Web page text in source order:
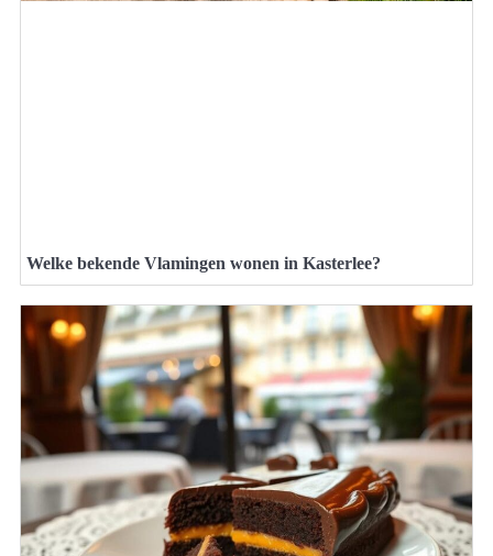
Welke bekende Vlamingen wonen in Kasterlee?